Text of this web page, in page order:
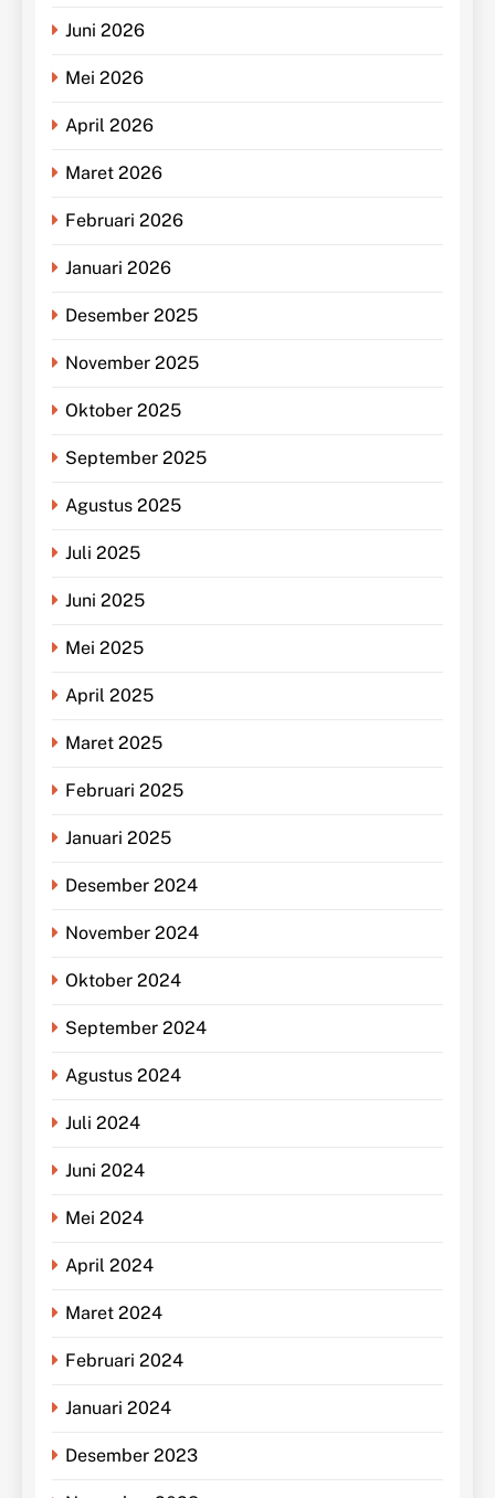
Juni 2026
Mei 2026
April 2026
Maret 2026
Februari 2026
Januari 2026
Desember 2025
November 2025
Oktober 2025
September 2025
Agustus 2025
Juli 2025
Juni 2025
Mei 2025
April 2025
Maret 2025
Februari 2025
Januari 2025
Desember 2024
November 2024
Oktober 2024
September 2024
Agustus 2024
Juli 2024
Juni 2024
Mei 2024
April 2024
Maret 2024
Februari 2024
Januari 2024
Desember 2023